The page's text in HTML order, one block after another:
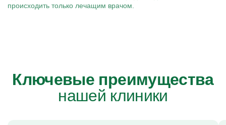
происходить только лечащим врачом.
Ключевые преимущества
нашей клиники